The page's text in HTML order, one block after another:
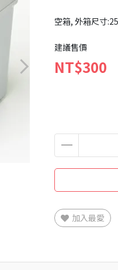
空箱, 外箱尺寸
建議售價
NT$300
加入最愛